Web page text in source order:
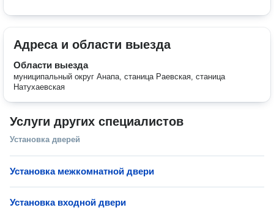
Адреса и области выезда
Области выезда
муниципальный округ Анапа, станица Раевская, станица
Натухаевская
Услуги других специалистов
Установка дверей
Установка межкомнатной двери
Установка входной двери